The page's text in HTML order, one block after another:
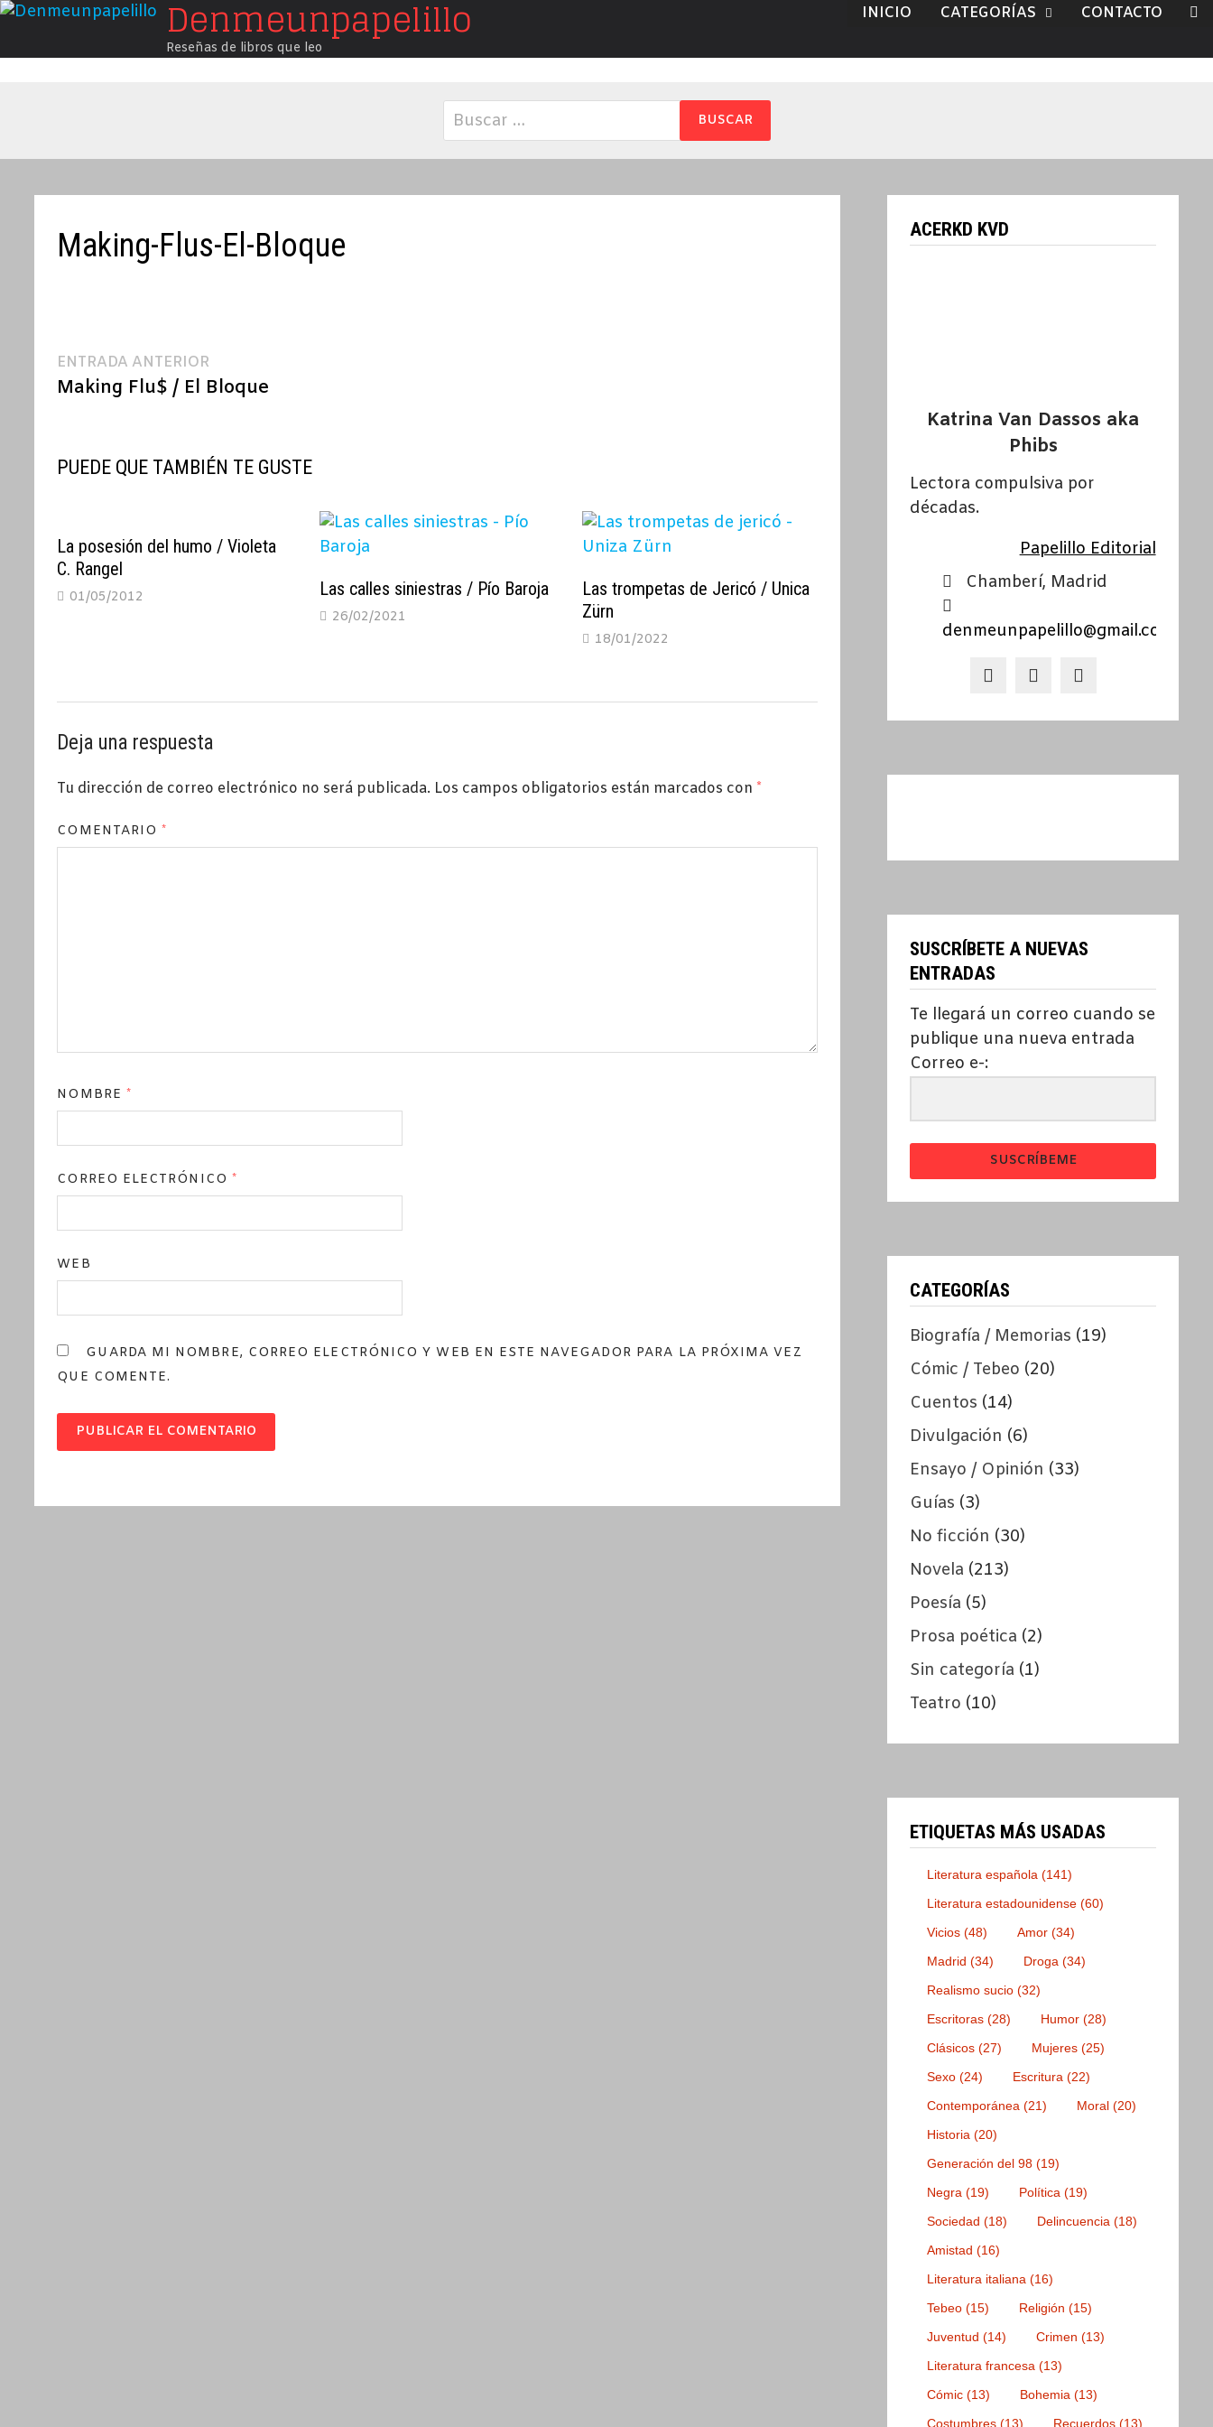
Saltar
contenido
Denmeunpapelillo
Reseñas de libros que leo
INICIO CATEGORÍAS CONTACTO
Buscar:
Making-Flus-El-Bloque
Navegación
de
ENTRADA ANTERIOR
anterior:
Making Flu$ / El Bloque
PUEDE QUE TAMBIÉN TE GUSTE
La posesión del humo / Violeta
C. Rangel
01/05/2012 Las calles siniestras / Pío Baroja
26/02/2021
Las trompetas de Jericó / Unica
Zürn
18/01/2022
Deja una respuesta
Tu dirección de correo electrónico no será publicada. Los campos obligatorios están marcados con *
COMENTARIO*
NOMBRE *
CORREO ELECTRÓNICO *
WEB
GUARDA MI NOMBRE, CORREO ELECTRÓNICO Y WEB EN ESTE NAVEGADOR PARA LA PRÓXIMA VEZ
QUE COMENTE.
ACERKD KVD
Katrina Van Dassos aka
Phibs
Lectora compulsiva por
décadas.
Papelillo Editorial
Chamberí, Madrid
denmeunpapelillo@gmail.com
SUSCRÍBETE A NUEVAS
ENTRADAS
Te llegará un correo cuando se
publique una nueva entrada
Correo e-:
SUSCRÍBEME
CATEGORÍAS
Biografía / Memorias (19)
Cómic / Tebeo (20)
Cuentos (14)
Divulgación (6)
Ensayo / Opinión (33)
Guías (3)
No ficción (30)
Novela (213)
Poesía (5)
Prosa poética (2)
Sin categoría (1)
Teatro (10)
ETIQUETAS MÁS USADAS
Literatura española (141)
Literatura estadounidense (60)
Vicios (48) Amor (34)
Madrid (34) Droga (34)
Realismo sucio (32)
Escritoras (28) Humor (28)
Clásicos (27) Mujeres (25)
Sexo (24) Escritura (22)
Contemporánea (21) Moral (20)
Historia (20)
Generación del 98 (19)
Negra (19) Política (19)
Sociedad (18) Delincuencia (18)
Amistad (16)
Literatura italiana (16)
Tebeo (15) Religión (15)
Juventud (14) Crimen (13)
Literatura francesa (13)
Cómic (13) Bohemia (13)
Costumbres (13) Recuerdos (13)